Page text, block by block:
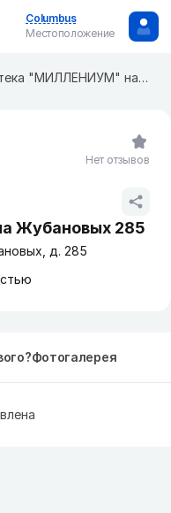
Columbus
Местоположение
Аптека "МИЛЛЕНИУМ" на Жубановых 285
Жубановых 285
д. 285
Нет отзывов
Фотогалерея